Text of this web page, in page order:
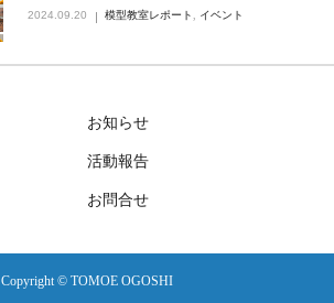
2024.09.20 模型教室レポート イベント
お知らせ
活動報告
お問合せ
Copyright © TOMOE OGOSHI